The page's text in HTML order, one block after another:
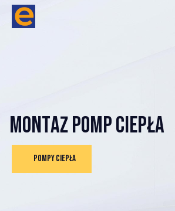
MONTAŻPOMPCIEPŁA
POMPY CIEPŁA